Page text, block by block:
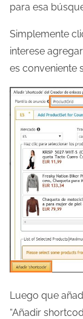
para esa
Simplemente
interese
es conveniente
Luego que
“Añadir